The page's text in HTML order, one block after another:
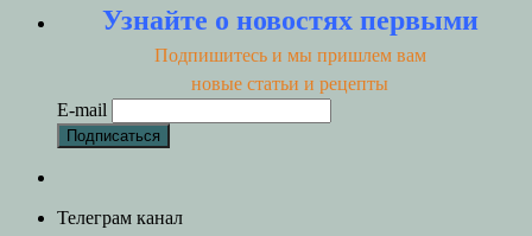
Узнайте о новостях первыми
Подпишитесь и мы пришлем вам
новые статьи и рецепты
E-mail
Телеграм канал